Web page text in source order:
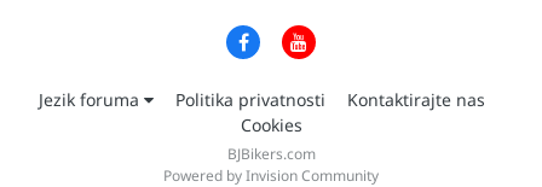
Jezik foruma Politika privatnosti
Kontaktirajte nas
Cookies
BJBikers.com
Powered by Invision Community